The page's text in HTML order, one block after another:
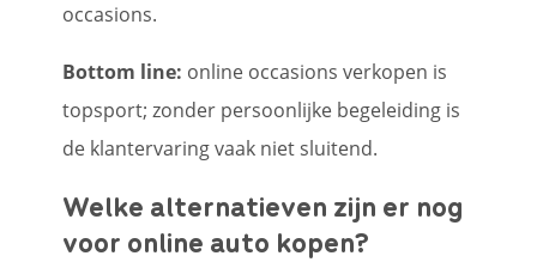
occasions.
Bottom line: online occasions verkopen is
topsport; zonder persoonlijke begeleiding is
de klantervaring vaak niet sluitend.
Welke alternatieven zijn er nog
voor online auto kopen?